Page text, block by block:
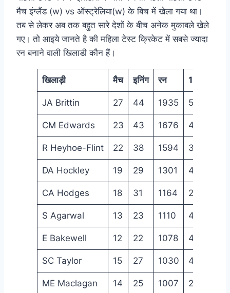
मैच इंग्लैंड (w) vs ऑस्ट्रेलिया(w) के बिच में खेला गया था।
तब से लेकर अब तक बहुत सारे देशों के बीच अनेक मुकाबले खेले
गए। तो आइये जानते है की महिला टेस्ट क्रिकेट में सबसे ज्यादा
रन बनाने वाली खिलाडी कौन हैं।
खिलाड़ी मैच इनिंग रन 100
JA Brittin 27 44 1935 5
CM Edwards 23 43 1676 4
R Heyhoe-Flint 22 38 1594 3
DA Hockley 19 29 1301 4
CA Hodges 18 31 1164 2
S Agarwal 13 23 1110 4
E Bakewell 12 22 1078 4
SC Taylor 15 27 1030 4
ME Maclagan 14 25 1007 2